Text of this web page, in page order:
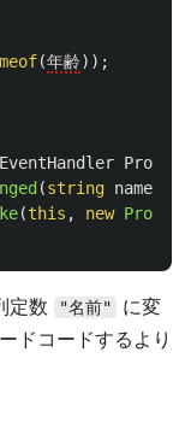
(年齢));
(string name
(this , new
定数 "名前"
に変
ドコードするより